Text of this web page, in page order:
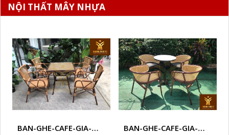
NỘI THẤT MÂY NHỰA
BAN-GHE-CAFE-GIA-MAY-HTTK4D BAN-GHE-CAFE-GIA-MAY-HTTK4